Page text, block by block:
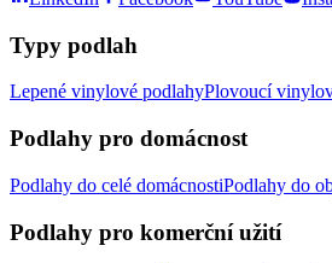
Typy podlah
Lepené vinylové podlahyPlovoucí
Podlahy pro domácnost
Podlahy do celé domácnostiPodlahy do
Podlahy pro komerční užití